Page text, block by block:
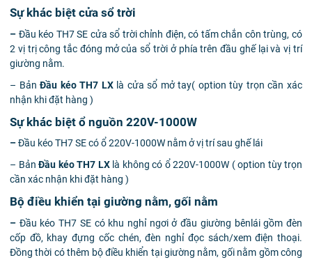
Sự khác biệt cửa sổ trời
– Đầu kéo TH7 SE cửa sổ trời chỉnh điện, có tấm chắn côn trùng, có
2 vị trị công tắc đóng mở của sổ trời ở phía trên đầu ghế lại và vị trí
giường nằm.
– BảnĐầu kéo TH7 LX là cửa sổ mở tay( option tùy trọn cần xác
nhận khi đặt hàng )
Sự khác biệt ổ nguồn 220V-1000W
–Đầu kéo TH7 SE có ổ 220V-1000W nằm ở vị trí sau ghế lái
– BảnĐầu kéo TH7 LX là không có ổ 220V-1000W ( option tùy trọn
cần xác nhận khi đặt hàng )
Bộ điều khiển tại giường nằm, gối nằm
– Đầu kéo TH7 SE có khu nghỉ ngơi ở đầu giường bênlái gồm đèn
cốp đồ, khay đựng cốc chén, đèn nghỉ đọc sách/xem điện thoại.
Đồng thời có thêm bộ điều khiển tại giường nằm, gối nằm gồm công